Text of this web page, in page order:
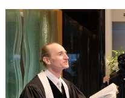
h
c
k
グ
る